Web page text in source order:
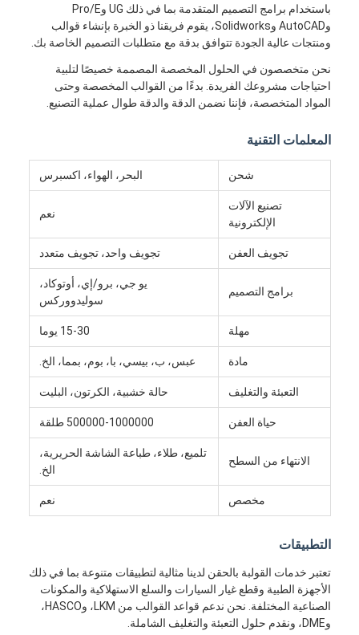
بيت
منتجات
أشرطة فيديو
باستخدام برامج التصميم المتقدمة بما في ذلك UG وPro/E
وAutoCAD وSolidworks، يقوم فريقنا ذو الخبرة بإنشاء قوالب
ومنتجات عالية الجودة تتوافق بدقة مع متطلبات التصميم الخاصة بك.
نحن متخصصون في الحلول المخصصة المصممة خصيصًا لتلبية
احتياجات مشروعك الفريدة. بدءًا من القوالب المخصصة وحتى
المواد المتخصصة، فإننا نضمن الدقة والدقة طوال عملية التصنيع.
المعلمات التقنية
شحن البحر، الهواء، اكسبرس
تصنيع الآلات
الإلكترونية
نعم
تجويف العفن تجويف واحد، تجويف متعدد
برامج التصميم
يو جي، برو/إي، أوتوكاد،
سوليدووركس
مهلة 15-30 يوما
مادة عبس، ب، بيسي، با، بوم، بمما، الخ.
التعبئة والتغليف حالة خشبية، الكرتون، البليت
حياة العفن 500000-1000000 طلقة
الانتهاء من السطح
تلميع، طلاء، طباعة الشاشة الحريرية،
الخ.
مخصص نعم
التطبيقات
تعتبر خدمات القولبة بالحقن لدينا مثالية لتطبيقات متنوعة بما في ذلك
الأجهزة الطبية وقطع غيار السيارات والسلع الاستهلاكية والمكونات
الصناعية المختلفة. نحن ندعم قواعد القوالب من LKM، وHASCO،
وDME، ونقدم حلول التعبئة والتغليف الشاملة.